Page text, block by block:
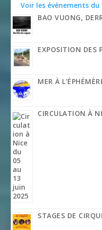
Voir les événements du
BAO VUONG,
EXPOSITION DES
MER À
CIRCULATION À
STAGES DE